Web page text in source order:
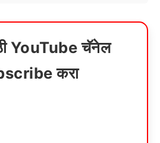
YouTube चॅनेल
करा